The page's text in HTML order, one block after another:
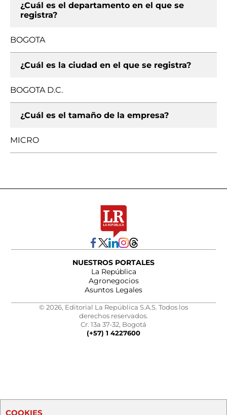
¿Cuál es el departamento en el que se
registra?
BOGOTA
¿Cuál es la ciudad en el que se registra?
BOGOTA D.C.
¿Cuál es el tamaño de la empresa?
MICRO
NUESTROS PORTALES
La República
Agronegocios
Asuntos Legales
© 2026, Editorial La República S.A.S. Todos los
derechos reservados.
Cr. 13a 37-32, Bogotá
(+57) 1 4227600
COOKIES